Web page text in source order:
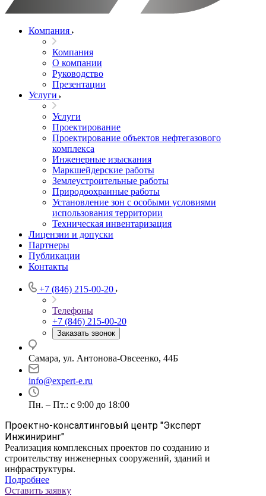
Компания
Компания
О компании
Руководство
Презентации
Услуги
Услуги
Проектирование
Проектирование объектов нефтегазового
комплекса
Инженерные изыскания
Маркшейдерские работы
Землеустроительные работы
Природоохранные работы
Установление зон с особыми условиями
использования территории
Техническая инвентаризация
Лицензии и допуски
Партнеры
Публикации
Контакты
+7 (846) 215-00-20
Телефоны
+7 (846) 215-00-20
Заказать звонок
Самара, ул. Антонова-Овсеенко, 44Б
info@expert-e.ru
Пн. – Пт.: с 9:00 до 18:00
Проектно-консалтинговый центр "Эксперт
Инжиниринг"
Реализация комплексных проектов по созданию и
строительству инженерных сооружений, зданий и
инфраструктуры.
Подробнее
Оставить заявку